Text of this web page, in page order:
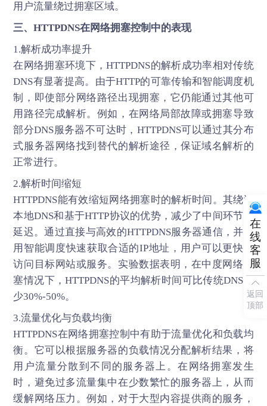
用户流量绕过拥塞区域。
三、HTTPDNS在网络拥塞控制中的表现
1.解析成功率提升
在网络拥塞环境下，HTTPDNS的解析成功率相对传统
DNS有显著提高。由于HTTP的可靠传输和智能调度机
制，即使部分网络路径出现拥塞，它仍能通过其他可
用路径完成解析。例如，在网络局部故障或拥塞导致
部分DNS服务器不可达时，HTTPDNS可以通过其分布
式服务器网络找到替代的解析途径，保证域名解析的
正常进行。
2.解析时间缩短
HTTPDNS能有效缩短网络拥塞时的解析时间。其绕过
本地DNS和基于HTTP协议的优势，减少了中间环节的
延迟。通过直接与高效的HTTPDNS服务器通信，并利
用智能调度快速获取合适的IP地址，用户可以更快地
访问目标网站或服务。实验数据表明，在中度网络拥
塞情况下，HTTPDNS的平均解析时间可比传统DNS减
少30%-50%。
3.流量优化与负载均衡
HTTPDNS在网络拥塞控制中有助于流量优化和负载均
衡。它可以根据服务器的负载情况分配解析结果，将
用户流量分散到不同的服务器上。在网络拥塞发生
时，避免过多流量集中在少数繁忙的服务器上，从而
缓解网络压力。例如，对于大型内容提供商的服务，
在
线
客
服
返回
顶部